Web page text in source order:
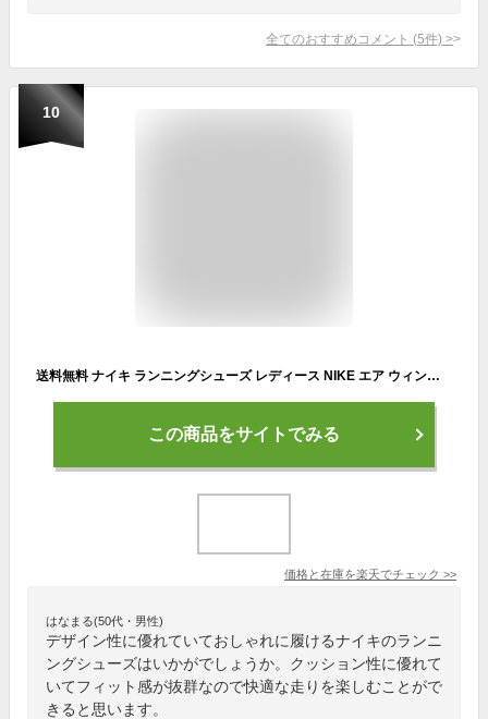
全てのおすすめコメント (5件) >
10
送料無料 ナイキ ランニングシューズ レディース NIKE エア ウィンフロー11 ローカット ひも靴 ロードラン ジョギング トレーニング ウォーキング 女性用 nike スニーカー 靴 レディースシューズ ブランド NIKE AIR WINFLO 11 くつ/FJ9510-402
この商品をサイトでみる
価格と在庫を楽天でチェック >>
はなまる(50代・男性)
デザイン性に優れていておしゃれに履けるナイキのランニ
ングシューズはいかがでしょうか。クッション性に優れて
いてフィット感が抜群なので快適な走りを楽しむことがで
きると思います。